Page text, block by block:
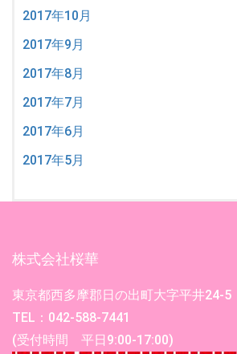
2017年10月
2017年9月
2017年8月
2017年7月
2017年6月
2017年5月
株式会社桜華
東京都西多摩郡日の出町大字平井24-5
TEL：042-588-7441
(受付時間 平日9:00-17:00)